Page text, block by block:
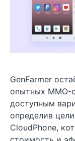
GenFarmer
опытных MMO-
доступным
определив
CloudPhone,